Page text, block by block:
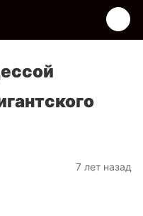
7 лет назад